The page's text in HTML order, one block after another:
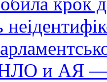
НЛО и АЯ —